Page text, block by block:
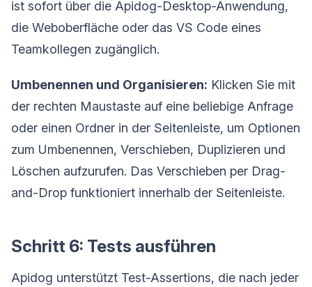
ist sofort über die Apidog-Desktop-Anwendung,
die Weboberfläche oder das VS Code eines
Teamkollegen zugänglich.
Umbenennen und Organisieren: Klicken Sie mit
der rechten Maustaste auf eine beliebige Anfrage
oder einen Ordner in der Seitenleiste, um Optionen
zum Umbenennen, Verschieben, Duplizieren und
Löschen aufzurufen. Das Verschieben per Drag-
and-Drop funktioniert innerhalb der Seitenleiste.
Schritt 6: Tests ausführen
Apidog unterstützt Test-Assertions, die nach jeder